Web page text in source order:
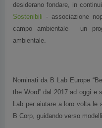
desiderano fondare, in
Sostenibili - associazione
campo ambientale- un
ambientale.
Nominati da B Lab Europe
the Word” dal 2017 ad oggi e
Lab per aiutare a loro volta
B Corp, guidando verso